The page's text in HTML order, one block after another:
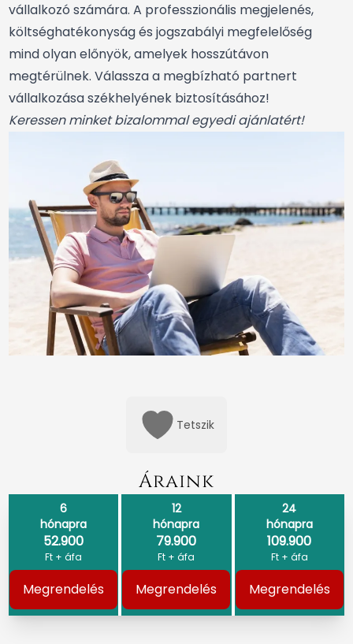
vállalkozó számára. A professzionális megjelenés,
költséghatékonyság és jogszabályi megfelelőség
mind olyan előnyök, amelyek hosszútávon
megtérülnek. Válassza a megbízható partnert
vállalkozása székhelyének biztosításához!
Keressen minket bizalommal egyedi ajánlatért!
Tetszik
Áraink
6
hónapra
52.900
Ft + áfa
Megrendelés
12
hónapra
79.900
Ft + áfa
Megrendelés
24
hónapra
109.900
Ft + áfa
Megrendelés